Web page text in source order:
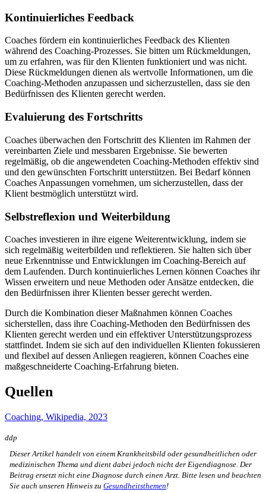
Kontinuierliches Feedback
Coaches fördern ein kontinuierliches Feedback des Klienten
während des Coaching-Prozesses. Sie bitten um Rückmeldungen,
um zu erfahren, was für den Klienten funktioniert und was nicht.
Diese Rückmeldungen dienen als wertvolle Informationen, um die
Coaching-Methoden anzupassen und sicherzustellen, dass sie den
Bedürfnissen des Klienten gerecht werden.
Evaluierung des Fortschritts
Coaches überwachen den Fortschritt des Klienten im Rahmen der
vereinbarten Ziele und messbaren Ergebnisse. Sie bewerten
regelmäßig, ob die angewendeten Coaching-Methoden effektiv sind
und den gewünschten Fortschritt unterstützen. Bei Bedarf können
Coaches Anpassungen vornehmen, um sicherzustellen, dass der
Klient bestmöglich unterstützt wird.
Selbstreflexion und Weiterbildung
Coaches investieren in ihre eigene Weiterentwicklung, indem sie
sich regelmäßig weiterbilden und reflektieren. Sie halten sich über
neue Erkenntnisse und Entwicklungen im Coaching-Bereich auf
dem Laufenden. Durch kontinuierliches Lernen können Coaches ihr
Wissen erweitern und neue Methoden oder Ansätze entdecken, die
den Bedürfnissen ihrer Klienten besser gerecht werden.
Durch die Kombination dieser Maßnahmen können Coaches
sicherstellen, dass ihre Coaching-Methoden den Bedürfnissen des
Klienten gerecht werden und ein effektiver Unterstützungsprozess
stattfindet. Indem sie sich auf den individuellen Klienten fokussieren
und flexibel auf dessen Anliegen reagieren, können Coaches eine
maßgeschneiderte Coaching-Erfahrung bieten.
Quellen
Coaching, Wikipedia, 2023
ddp
Dieser Artikel handelt von einem Krankheitsbild oder gesundheitlichen oder
medizinischen Thema und dient dabei jedoch nicht der Eigendiagnose. Der
Beitrag ersetzt nicht eine Diagnose durch einen Arzt. Bitte lesen und beachten
Sie auch unseren Hinweis zu Gesundheitsthemen!